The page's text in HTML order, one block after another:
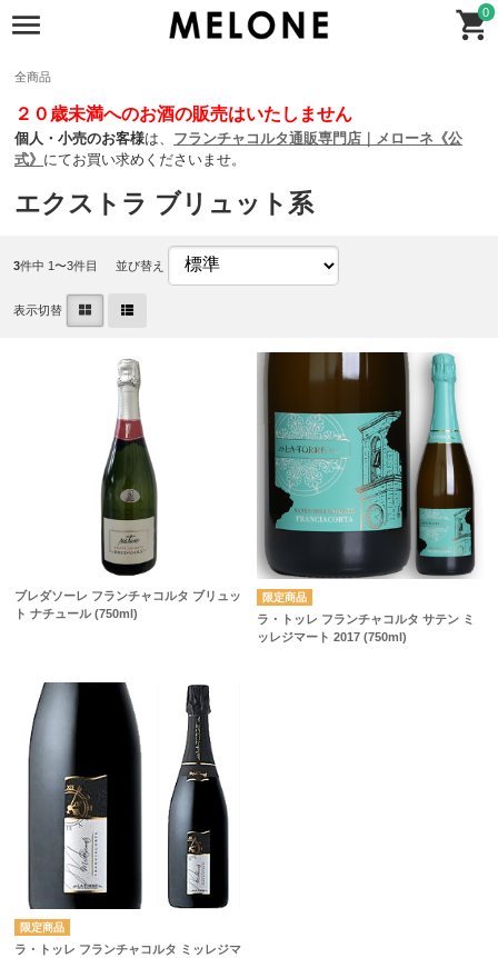
0
全商品
２０歳未満へのお酒の販売はいたしません
個人・小売のお客様は、 フランチャコルタ通販専門店｜メローネ《公
式》 にてお買い求めくださいませ。
エクストラ ブリュット系
3件中 1〜3件目 並び替え
表示切替
ブレダソーレ フランチャコルタ ブリュッ
ト ナチュール (750ml)
ラ・トッレ フランチャコルタ サテン ミ
ッレジマート 2017 (750ml)
ラ・トッレ フランチャコルタ ミッレジマ